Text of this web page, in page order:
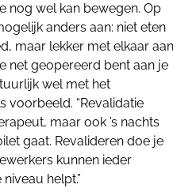
nog wel kan bewegen. Op
anders aan: niet eten
maar lekker met elkaar aan
net geopereerd bent aan je
wel met het
voorbeeld. “Revalidatie
maar ook ’s nachts
gaat. Revalideren doe je
kunnen ieder
helpt.”